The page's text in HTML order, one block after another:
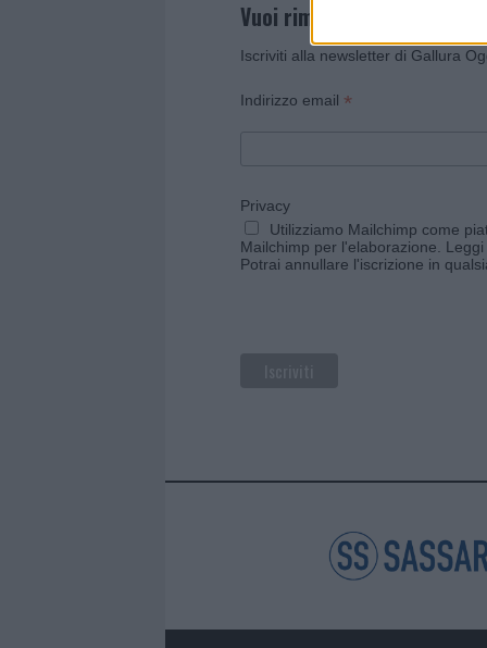
Vuoi rimanere sempre
Iscriviti alla newsletter di Gallura
Indirizzo email *
Privacy
Utilizziamo Mailchimp come
Mailchimp per l'elaborazione.
Potrai annullare l'iscrizione in